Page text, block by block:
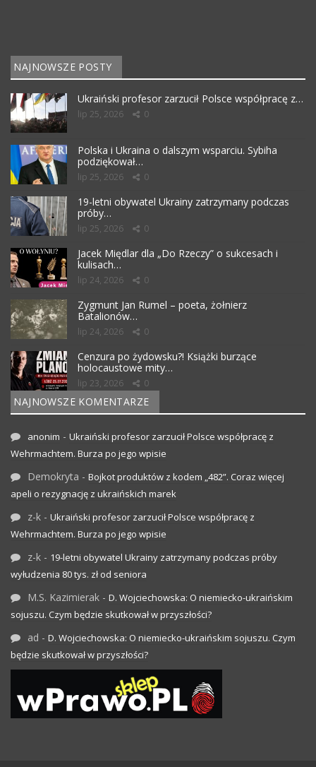
NAJNOWSZE POSTY
Ukraiński profesor zarzucił Polsce współpracę z…
lip 25, 2026 0
Polska i Ukraina o dalszym wsparciu. Sybiha
podziękował…
lip 25, 2026 0
19-letni obywatel Ukrainy zatrzymany podczas
próby…
lip 25, 2026 0
Jacek Międlar dla „Do Rzeczy” o sukcesach i
kulisach…
lip 24, 2026 0
Zygmunt Jan Rumel – poeta, żołnierz
Batalionów…
lip 24, 2026 0
Cenzura po żydowsku?! Książki burzące
holocaustowe mity…
lip 23, 2026 0
NAJNOWSZE KOMENTARZE
anonim - Ukraiński profesor zarzucił Polsce współpracę z
Wehrmachtem. Burza po jego wpisie
Demokryta - Bojkot produktów z kodem „482”. Coraz więcej
apeli o rezygnację z ukraińskich marek
z-k - Ukraiński profesor zarzucił Polsce współpracę z
Wehrmachtem. Burza po jego wpisie
z-k - 19-letni obywatel Ukrainy zatrzymany podczas próby
wyłudzenia 80 tys. zł od seniora
M.S. Kazimierak - D. Wojciechowska: O niemiecko-ukraińskim
sojuszu. Czym będzie skutkował w przyszłości?
ad - D. Wojciechowska: O niemiecko-ukraińskim sojuszu. Czym
będzie skutkował w przyszłości?